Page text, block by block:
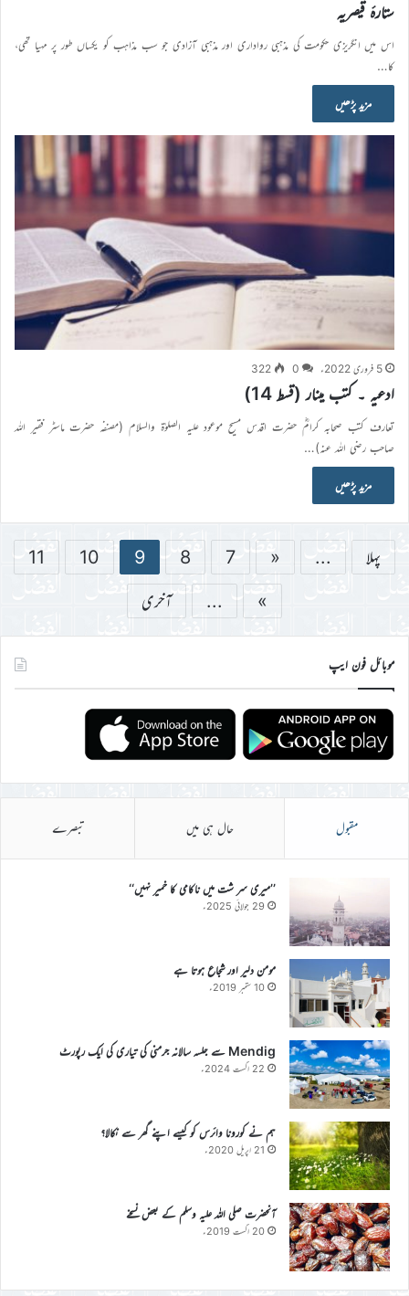
ستارۂ قیصریہ
اس میں انگریزی حکومت کی مذہبی رواداری اور مذہبی آزادی جو سب مذاہب کو یکساں طور پر مہیا تھی،
کا…
مزید پڑھیں
5 فروری 2022ء 0
322
ادعیہ ۔ کتب مینار (قسط 14)
تعارف کتب صحابہ کرامؓ حضرت اقدس مسیح موعود علیہ الصلوٰۃ والسلام (مصنفہ حضرت ماسٹر فقیر اللہ
صاحب رضی اللہ عنہ)…
مزید پڑھیں
پہلا ...
«
7
8
9
10
11
»
... آخری
موبائل فون ایپ
مقبول حال ہی میں تبصرے
’’میری سر شت میں ناکامی کا خمیر نہیں‘‘
29 جولائی 2025ء
مومن دلیر اور شجاع ہوتا ہے
10 ستمبر 2019ء
Mendig سے جلسہ سالانہ جرمنی کی تیاری کی ایک رپورٹ
22 اگست 2024ء
ہم نے کورونا وائرس کو کیسے اپنے گھر سے نکالا؟
21 اپریل 2020ء
آنحضرت صلی اللہ علیہ وسلم کے بعض نسخے
20 اگست 2019ء